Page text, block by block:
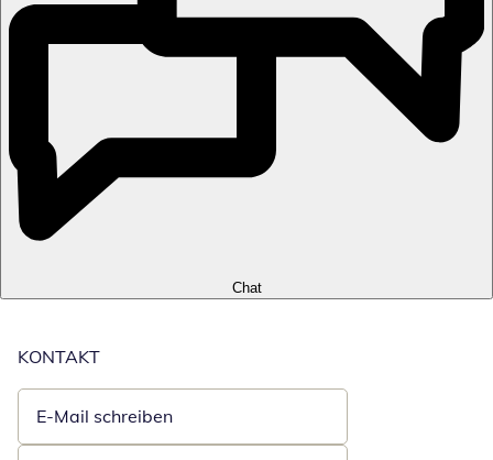
Chat
KONTAKT
E-Mail schreiben
Öffnet E-Mail-Client